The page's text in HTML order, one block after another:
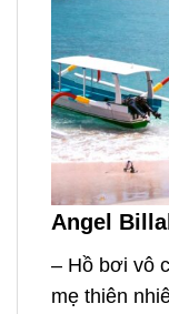
Angel
– Hồ bơi vô
mẹ thiên